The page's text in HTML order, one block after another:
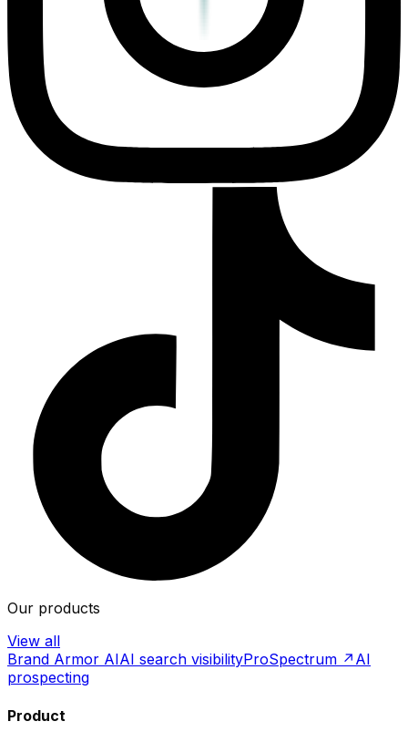
Our products
View all
Brand Armor AIAI search visibilityProSpectrum ↗ AI
prospecting
Product